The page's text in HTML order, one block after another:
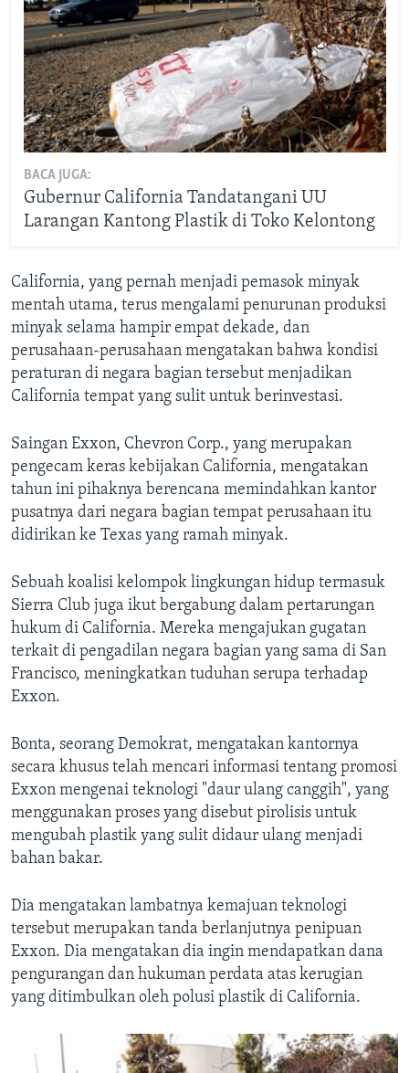
BACA JUGA:
Gubernur California Tandatangani UU
Larangan Kantong Plastik di Toko Kelontong
California, yang pernah menjadi pemasok minyak
mentah utama, terus mengalami penurunan produksi
minyak selama hampir empat dekade, dan
perusahaan-perusahaan mengatakan bahwa kondisi
peraturan di negara bagian tersebut menjadikan
California tempat yang sulit untuk berinvestasi.
Saingan Exxon, Chevron Corp., yang merupakan
pengecam keras kebijakan California, mengatakan
tahun ini pihaknya berencana memindahkan kantor
pusatnya dari negara bagian tempat perusahaan itu
didirikan ke Texas yang ramah minyak.
Sebuah koalisi kelompok lingkungan hidup termasuk
Sierra Club juga ikut bergabung dalam pertarungan
hukum di California. Mereka mengajukan gugatan
terkait di pengadilan negara bagian yang sama di San
Francisco, meningkatkan tuduhan serupa terhadap
Exxon.
Bonta, seorang Demokrat, mengatakan kantornya
secara khusus telah mencari informasi tentang promosi
Exxon mengenai teknologi "daur ulang canggih", yang
menggunakan proses yang disebut pirolisis untuk
mengubah plastik yang sulit didaur ulang menjadi
bahan bakar.
Dia mengatakan lambatnya kemajuan teknologi
tersebut merupakan tanda berlanjutnya penipuan
Exxon. Dia mengatakan dia ingin mendapatkan dana
pengurangan dan hukuman perdata atas kerugian
yang ditimbulkan oleh polusi plastik di California.